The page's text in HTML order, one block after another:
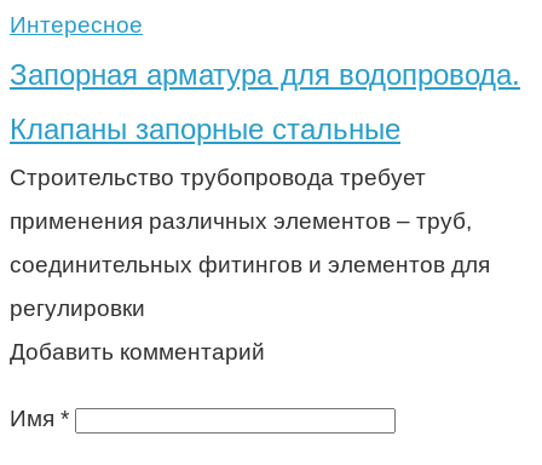
Интересное
Запорная арматура для водопровода.
Клапаны запорные стальные
Строительство трубопровода требует
применения различных элементов – труб,
соединительных фитингов и элементов для
регулировки
Добавить комментарий
Имя *